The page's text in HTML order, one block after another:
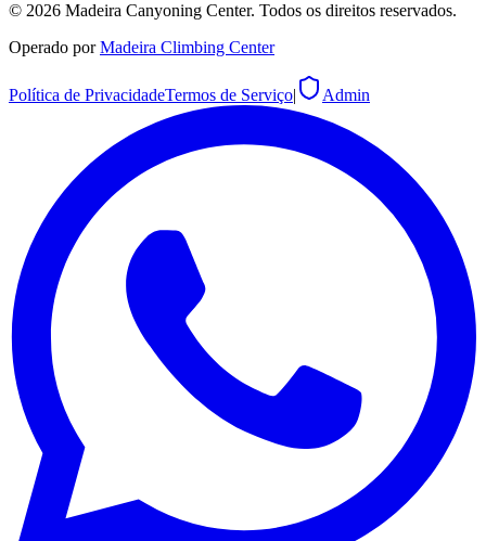
© 2026 Madeira Canyoning Center. Todos os direitos reservados.
Operado por Madeira Climbing Center
Política de PrivacidadeTermos de Serviço| Admin